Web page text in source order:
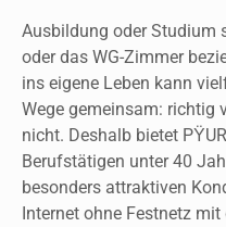
Ausbildung oder Studium
oder das WG-Zimmer
ins eigene Leben kann
Wege gemeinsam: richtig
nicht. Deshalb bietet
Berufstätigen unter 40
besonders attraktiven
Internet ohne Festnetz